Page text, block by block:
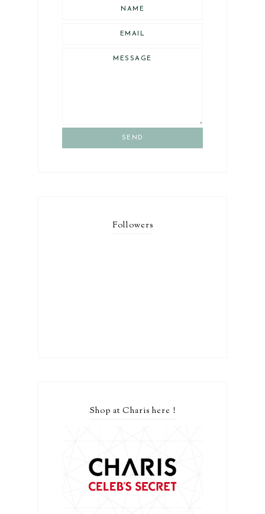
SEND
Followers
Shop at Charis here !